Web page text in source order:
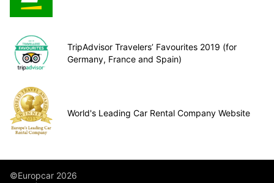
TripAdvisor Travelers’ Favourites 2019 (for
Germany, France and Spain)
World's Leading Car Rental Company Website
©Europcar 2026